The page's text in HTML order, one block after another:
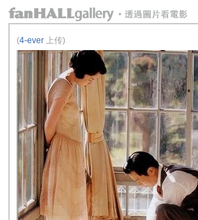
(4-ever 上传)